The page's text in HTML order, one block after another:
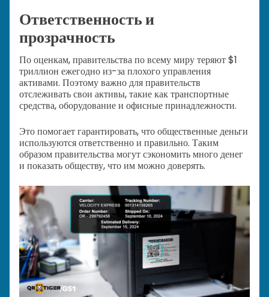
Ответственность и
прозрачность
По оценкам, правительства по всему миру теряют $1
триллион ежегодно из-за плохого управления
активами. Поэтому важно для правительств
отслеживать свои активы, такие как транспортные
средства, оборудование и офисные принадлежности.
Это помогает гарантировать, что общественные деньги
используются ответственно и правильно. Таким
образом правительства могут сэкономить много денег
и показать обществу, что им можно доверять.